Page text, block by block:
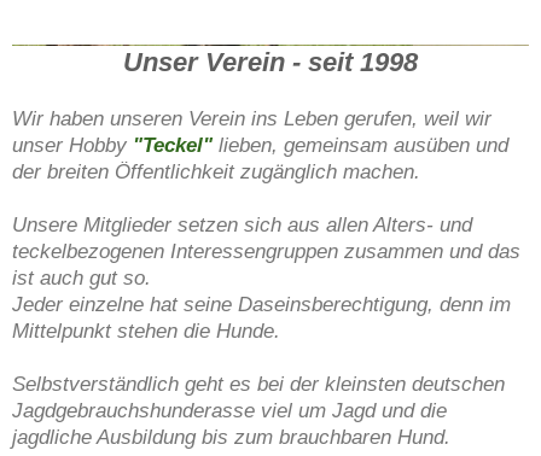
DTK Gruppe Hochwald/Saar e.V.
Unser Verein - seit 1998
Wir haben unseren Verein ins Leben gerufen, weil wir
unser Hobby "Teckel" lieben, gemeinsam ausüben und
der breiten Öffentlichkeit zugänglich machen.
Unsere Mitglieder setzen sich aus allen Alters- und
teckelbezogenen Interessengruppen zusammen und das
ist auch gut so.
Jeder einzelne hat seine Daseinsberechtigung, denn im
Mittelpunkt stehen die Hunde.
Selbstverständlich geht es bei der kleinsten deutschen
Jagdgebrauchshunderasse viel um Jagd und die
jagdliche Ausbildung bis zum brauchbaren Hund.